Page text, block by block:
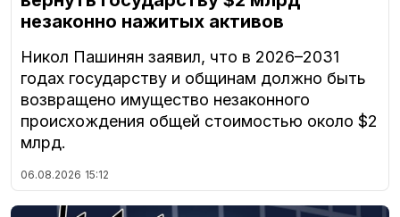
незаконно нажитых активов
Никол Пашинян заявил, что в 2026–2031
годах государству и общинам должно быть
возвращено имущество незаконного
происхождения общей стоимостью около $2
млрд.
06.08.2026 15:12